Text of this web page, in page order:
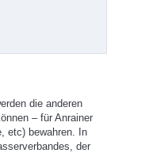
die anderen
– für Anrainer
etc) bewahren. In
der